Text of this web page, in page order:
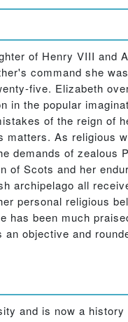
of Henry VIII and
command she
five. Elizabeth
the popular
of the reign of
As religious
demands of
Scots and her
archipelago all
personal religious
been much
objective and
and is now a